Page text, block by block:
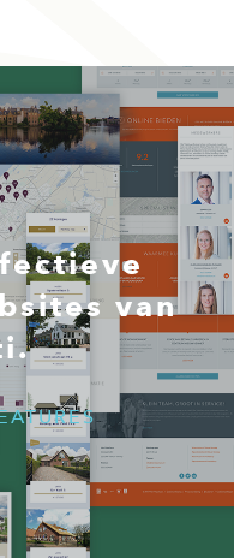
van